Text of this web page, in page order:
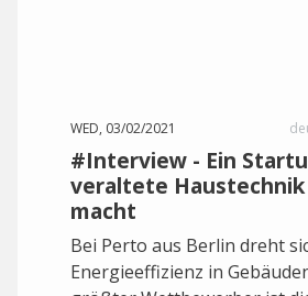
WED, 03/02/2021
#Interview - Ein
veraltete
macht
Bei Perto aus Berlin dreht
Energieeffizienz in